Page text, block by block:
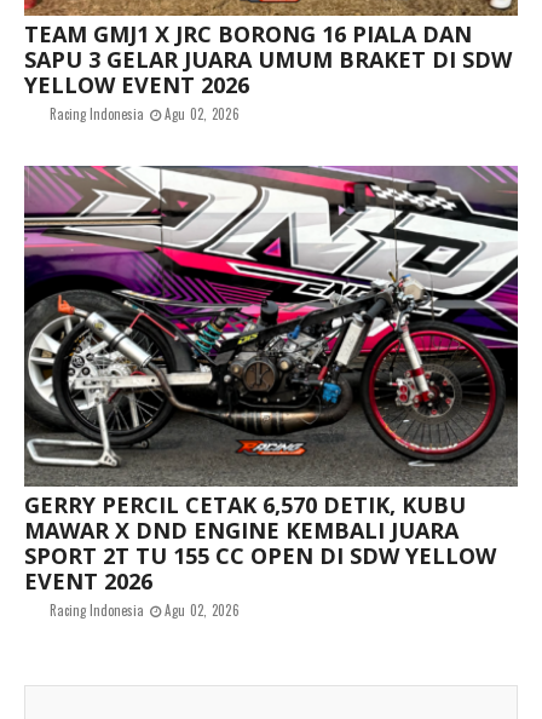
TEAM GMJ1 X JRC BORONG 16 PIALA DAN
SAPU 3 GELAR JUARA UMUM BRAKET DI SDW
YELLOW EVENT 2026
Racing Indonesia Agu 02, 2026
GERRY PERCIL CETAK 6,570 DETIK, KUBU
MAWAR X DND ENGINE KEMBALI JUARA
SPORT 2T TU 155 CC OPEN DI SDW YELLOW
EVENT 2026
Racing Indonesia Agu 02, 2026